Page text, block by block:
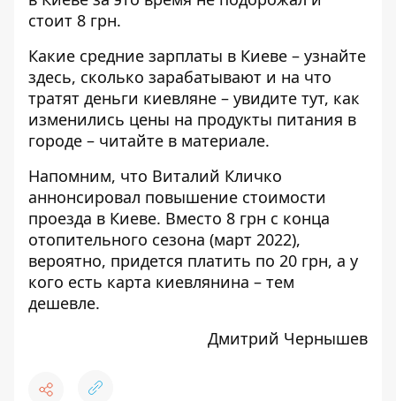
стоит 8 грн.
Какие средние зарплаты в Киеве – узнайте
здесь, сколько зарабатывают и на что
тратят деньги киевляне – увидите тут, как
изменились цены на продукты питания в
городе – читайте в материале.
Напомним, что Виталий Кличко
аннонсировал повышение стоимости
проезда в Киеве. Вместо 8 грн с конца
отопительного сезона (март 2022),
вероятно, придется платить по 20 грн, а у
кого есть карта киевлянина – тем
дешевле.
Дмитрий Чернышев